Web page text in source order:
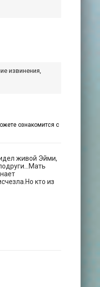
извинения,
ознакомится с
живой Эйми,
кто из